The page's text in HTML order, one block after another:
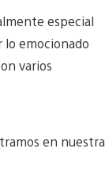
especial
lo emocionado
varios
en nuestra